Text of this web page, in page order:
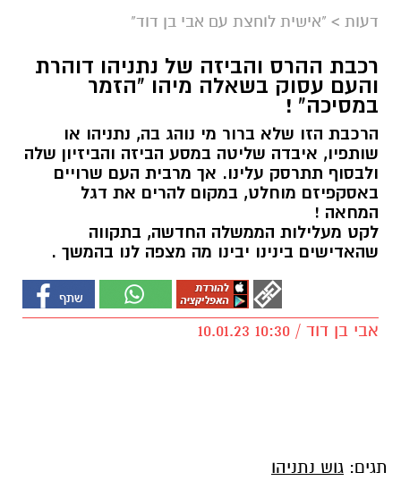
דעות > "אישית לוחצת עם אבי בן דוד"
רכבת ההרס והביזה של נתניהו דוהרת
והעם עסוק בשאלה מיהו "הזמר
במסיכה" !
הרכבת הזו שלא ברור מי נוהג בה, נתניהו או
שותפיו, איבדה שליטה במסע הביזה והביזיון שלה
ולבסוף תתרסק עלינו. אך מרבית העם שרויים
באסקפיזם מוחלט, במקום להרים את דגל
המחאה !
לקט מעלילות הממשלה החדשה, בתקווה
שהאדישים בינינו יבינו מה מצפה לנו בהמשך .
אבי בן דוד / 10:30 10.01.23
תגים: גוש נתניהו